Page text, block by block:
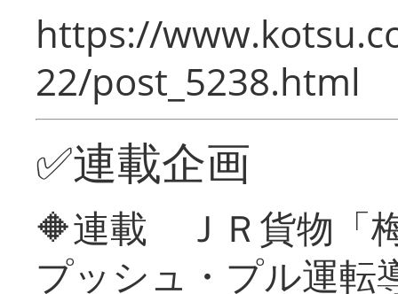
https://
22/post_5238.html
✅連載企画
🔶連載 ＪＲ貨物「
プッシュ・プル運転